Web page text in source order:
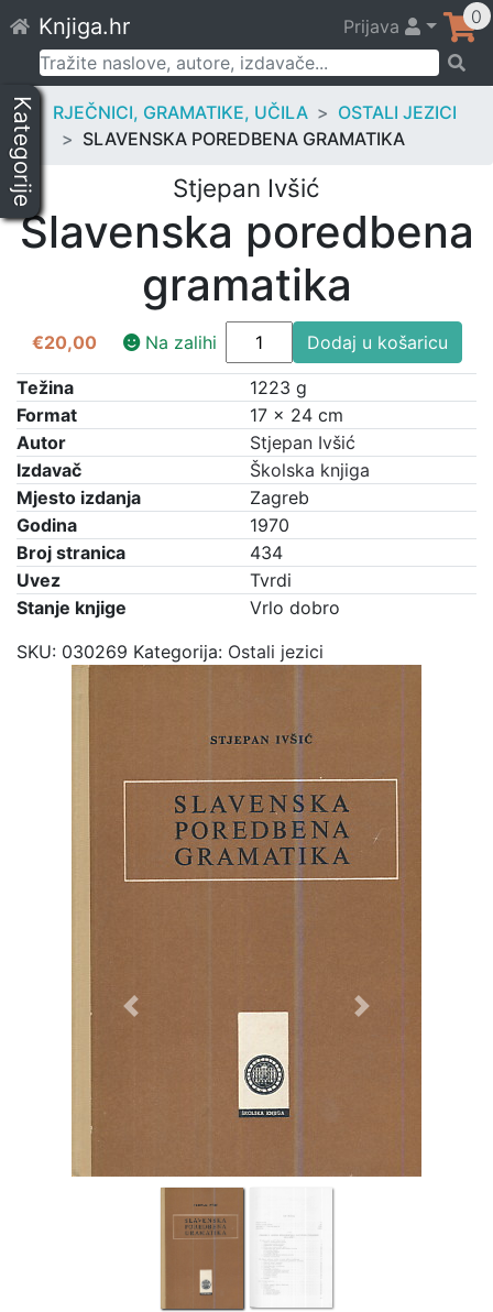
to
content
Knjiga.hr Prijava 0
Pretraži:
Kategorije RJEČNICI, GRAMATIKE, UČILA
OSTALI JEZICI
SLAVENSKA POREDBENA GRAMATIKA
Stjepan Ivšić
Slavenska poredbena
gramatika
€20,00 Na zalihi
Slavenska
poredbena
gramatika
količina
Dodaj u košaricu
Težina
1223 g
Format
17 × 24 cm
Autor
Stjepan Ivšić
Izdavač
Školska knjiga
Mjesto izdanja
Zagreb
Godina
1970
Broj stranica
434
Uvez
Tvrdi
Stanje knjige
Vrlo dobro
SKU: 030269 Kategorija: Ostali jezici
Previous Next